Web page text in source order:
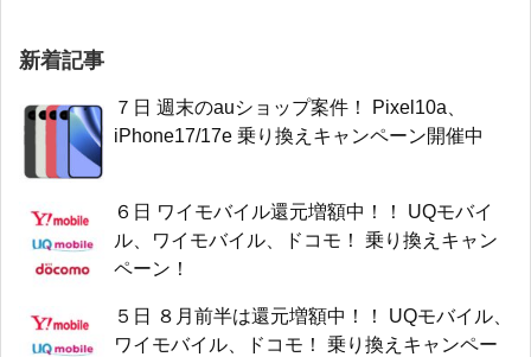
新着記事
７日 週末のauショップ案件！ Pixel10a、
iPhone17/17e 乗り換えキャンペーン開催中
６日 ワイモバイル還元増額中！！ UQモバイ
ル、ワイモバイル、ドコモ！ 乗り換えキャン
ペーン！
５日 ８月前半は還元増額中！！ UQモバイル、
ワイモバイル、ドコモ！ 乗り換えキャンペー